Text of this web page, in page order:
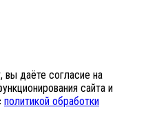
вы даёте согласие на
сайта и
политикой обработки